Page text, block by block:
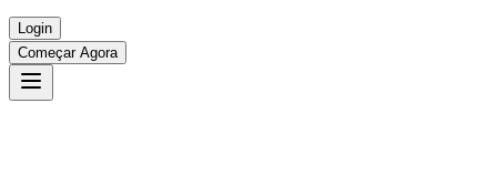
Login
Começar Agora